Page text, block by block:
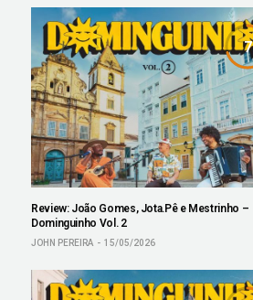
7
Review: João Gomes, Jota.Pê e Mestrinho –
Dominguinho Vol. 2
JOHN PEREIRA 15/05/2026